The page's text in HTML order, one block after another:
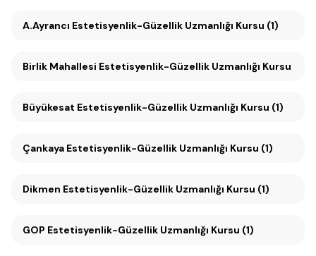
A.Ayrancı Estetisyenlik-Güzellik Uzmanlığı Kursu (1)
Birlik Mahallesi Estetisyenlik-Güzellik Uzmanlığı Kursu (1)
Büyükesat Estetisyenlik-Güzellik Uzmanlığı Kursu (1)
Çankaya Estetisyenlik-Güzellik Uzmanlığı Kursu (1)
Dikmen Estetisyenlik-Güzellik Uzmanlığı Kursu (1)
GOP Estetisyenlik-Güzellik Uzmanlığı Kursu (1)